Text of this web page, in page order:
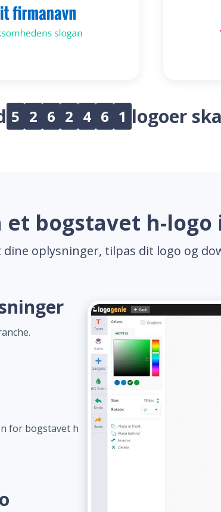
5 2 6 2 4 6 1 logoer
et bogstavet h-
dine oplysninger, tilpas dit logo og
for bogstavet h